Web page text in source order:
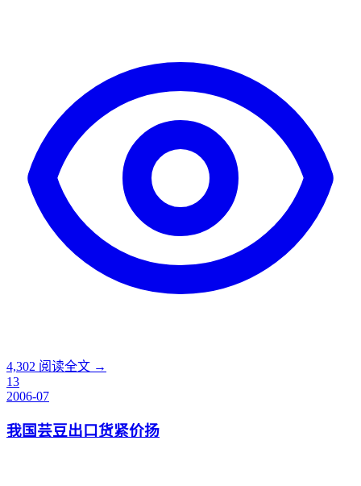
4,302 阅读全文 →
13
2006-07
我国芸豆出口货紧价扬